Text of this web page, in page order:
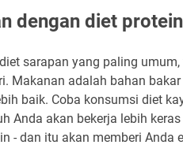
dengan diet
sarapan yang paling
Makanan adalah bahan
baik. Coba konsumsi diet
Anda akan bekerja lebih
- dan itu akan memberi Anda